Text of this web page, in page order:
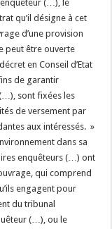
enquêteur (…), le
qu’il désigne à cet
d’une provision
peut être ouverte
en Conseil d’Etat
de garantir
sont fixées les
de versement par
aux intéressés. »
dans sa
enquêteurs (…) ont
qui comprend
engagent pour
du tribunal
(…), ou le